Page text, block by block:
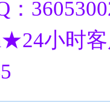
：
小时